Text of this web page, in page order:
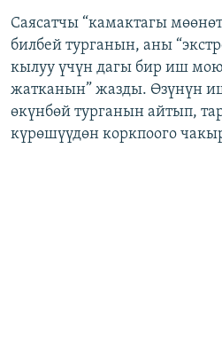
Саясатчы “камактагы
билбей турганын, аны
кылуу үчүн дагы бир иш
жатканын” жазды. Өзүнүн
өкүнбөй турганын айтып,
күрөшүүдөн коркпоого